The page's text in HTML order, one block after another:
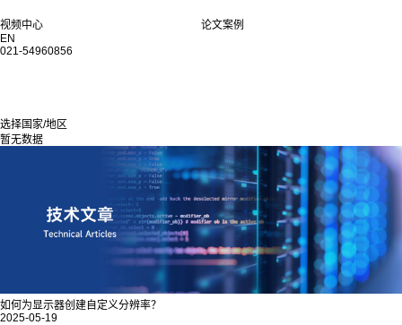
视频中心
论文案例
EN
021-54960856
选择国家/地区
暂无数据
如何为显示器创建自定义分辨率？
2025-05-19